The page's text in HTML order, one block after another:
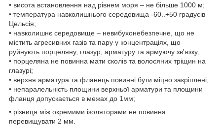
• висота встановлення над рівнем моря – не більше 1000 м;
• температура навколишнього середовища -60..+50 градусів
Цельсія;
• навколишнє середовище – невибухонебезпечне, що не
містить агресивних газів та пару у концентраціях, що
руйнують порцеляну, глазур, арматуру та армуючу зв'язку;
• порцеляна не повинна мати сколів та волосяних тріщин на
глазурі;
• верхня арматура та фланець повинні бути міцно закріплені;
• непаралельність площини верхньої арматури та площини
фланця допускається в межах до 1мм;
• різниця між окремими ізоляторами не повинна
перевищувати 2 мм.